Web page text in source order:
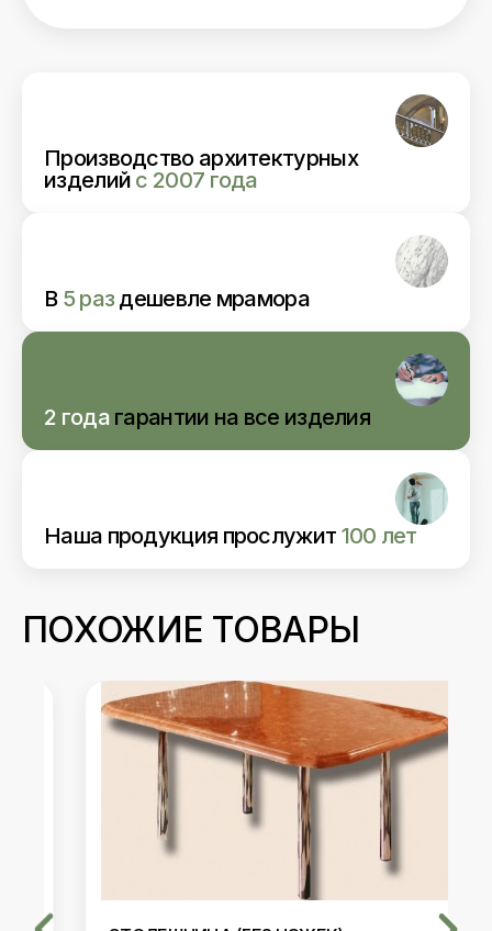
Производство архитектурных
изделий с 2007 года
В 5 раз дешевле мрамора
2 годагарантии на все изделия
Наша продукция прослужит 100 лет
ПОХОЖИЕ ТОВАРЫ